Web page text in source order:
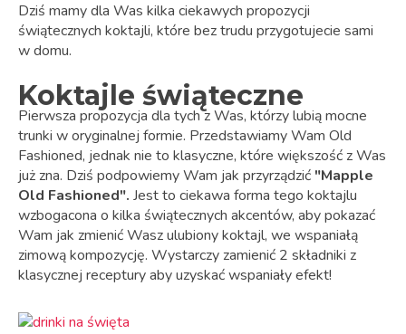
Dziś mamy dla Was kilka ciekawych propozycji
świątecznych koktajli, które bez trudu przygotujecie sami
w domu.
Koktajle świąteczne
Pierwsza propozycja dla tych z Was, którzy lubią mocne
trunki w oryginalnej formie. Przedstawiamy Wam Old
Fashioned, jednak nie to klasyczne, które większość z Was
już zna. Dziś podpowiemy Wam jak przyrządzić "Mapple
Old Fashioned". Jest to ciekawa forma tego koktajlu
wzbogacona o kilka świątecznych akcentów, aby pokazać
Wam jak zmienić Wasz ulubiony koktajl, we wspaniałą
zimową kompozycję. Wystarczy zamienić 2 składniki z
klasycznej receptury aby uzyskać wspaniały efekt!